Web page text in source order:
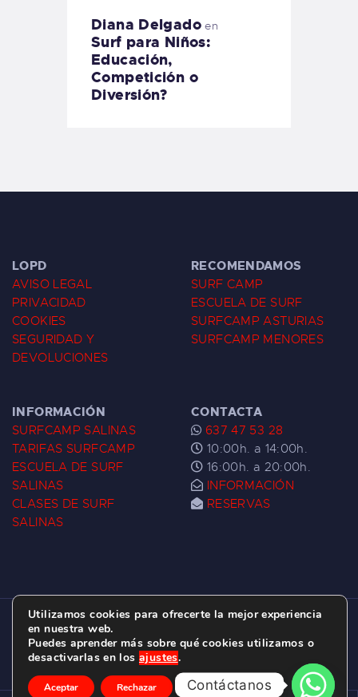
Diana Delgadoen
Surf para Niños:
Educación,
Competición o
Diversión?
LOPD
AVISO LEGAL
PRIVACIDAD
COOKIES
SEGURIDAD Y
DEVOLUCIONES
RECOMENDAMOS
SURF CAMP
ESCUELA DE SURF
SURFCAMP ASTURIAS
SURFCAMP MENORES
INFORMACIÓN
SURFCAMP SALINAS
TARIFAS SURFCAMP
ESCUELA DE SURF
SALINAS
CLASES DE SURF
SALINAS
CONTACTA
637 47 53 28
10:00h. a 14:00h.
16:00h. a 20:00h.
INFORMACIÓN
RESERVAS
ESCUELA DE SURF LAS DUNAS ©
2026.
C/ BERNARDO ÁLVAREZ GALAN 1, SALINAS
(ASTURIAS)
Utilizamos cookies para ofrecerte la mejor experiencia
en nuestra web.
Puedes aprender más sobre qué cookies utilizamos o
desactivarlas en los ajustes.
Aceptar Rechazar Ajustes
Contáctanos